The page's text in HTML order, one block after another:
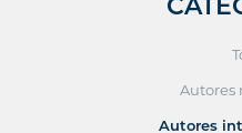
Autores
Autores